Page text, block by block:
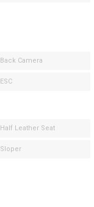
Back Camera
ESC
Half Leather Seat
Sloper